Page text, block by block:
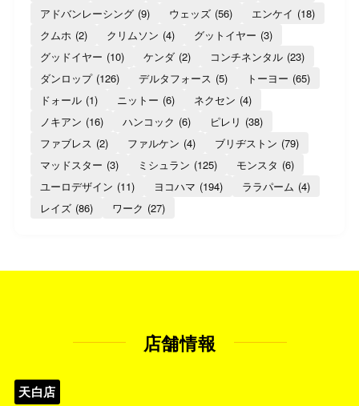
アドバンレーシング (9) ウェッズ (56) エンケイ (18)
クムホ (2) クリムソン (4) グットイヤー (3)
グッドイヤー (10) ケンダ (2) コンチネンタル (23)
ダンロップ (126) デルタフォース (5) トーヨー (65)
ドォール (1) ニットー (6) ネクセン (4)
ノキアン (16) ハンコック (6) ピレリ (38)
ファブレス (2) ファルケン (4) ブリヂストン (79)
マッドスター (3) ミシュラン (125) モンスタ (6)
ユーロデザイン (11) ヨコハマ (194) ララパーム (4)
レイズ (86) ワーク (27)
店舗情報
天白店